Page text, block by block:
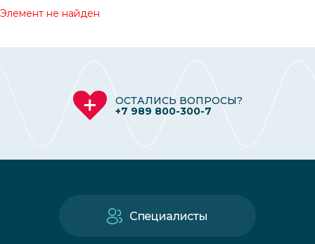
Элемент не найден
ОСТАЛИСЬ ВОПРОСЫ?
+7 989 800-300-7
Специалисты